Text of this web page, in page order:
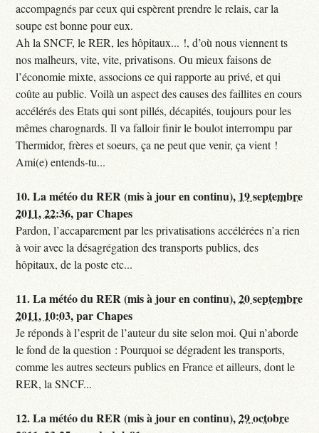
accompagnés par ceux qui espèrent prendre le relais, car la
soupe est bonne pour eux.
Ah la SNCF, le RER, les hôpitaux... !, d’où nous viennent ts
nos malheurs, vite, vite, privatisons. Ou mieux faisons de
l’économie mixte, associons ce qui rapporte au privé, et qui
coûte au public. Voilà un aspect des causes des faillites en cours
accélérés des Etats qui sont pillés, décapités, toujours pour les
mêmes charognards. Il va falloir finir le boulot interrompu par
Thermidor, frères et soeurs, ça ne peut que venir, ça vient !
Ami(e) entends-tu...
10.La météo du RER (mis à jour en continu), 19 septembre
2011, 22:36,parChapes
Pardon, l’accaparement par les privatisations accélérées n’a rien
à voir avec la désagrégation des transports publics, des
hôpitaux, de la poste etc...
11.La météo du RER (mis à jour en continu),20 septembre
2011, 10:03,parChapes
Je réponds à l’esprit de l’auteur du site selon moi. Qui n’aborde
le fond de la question : Pourquoi se dégradent les transports,
comme les autres secteurs publics en France et ailleurs, dont le
RER, la SNCF...
12.La météo du RER (mis à jour en continu),29 octobre